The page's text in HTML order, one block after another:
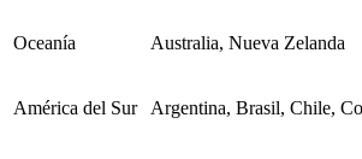
Oceanía Australia, Nueva Zelanda
América del Sur Argentina, Brasil, Chile,